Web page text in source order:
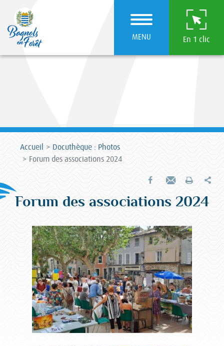
MENU En 1 clic
Accueil
Docuthèque : Photos
Forum des associations 2024
Partager sur Facebook
Envoyer par e-mail
Imprimer
Forum des associations 2024